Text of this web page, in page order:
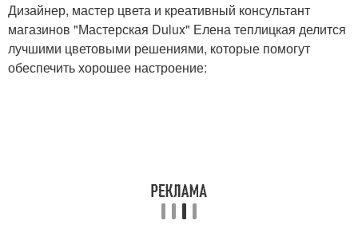
Дизайнер, мастер цвета и креативный консультант
магазинов "Мастерская Dulux" Елена теплицкая делится
лучшими цветовыми решениями, которые помогут
обеспечить хорошее настроение: